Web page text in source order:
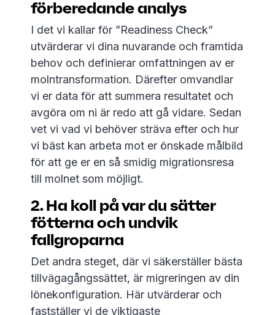
förberedande analys
I det vi kallar för ”Readiness Check”
utvärderar vi dina nuvarande och framtida
behov och definierar omfattningen av er
molntransformation. Därefter omvandlar
vi er data för att summera resultatet och
avgöra om ni är redo att gå vidare. Sedan
vet vi vad vi behöver sträva efter och hur
vi bäst kan arbeta mot er önskade målbild
för att ge er en så smidig migrationsresa
till molnet som möjligt.
2. Ha koll på var du sätter
fötterna och undvik
fallgroparna
Det andra steget, där vi säkerställer bästa
tillvägagångssättet, är migreringen av din
lönekonfiguration. Här utvärderar och
fastställer vi de viktigaste